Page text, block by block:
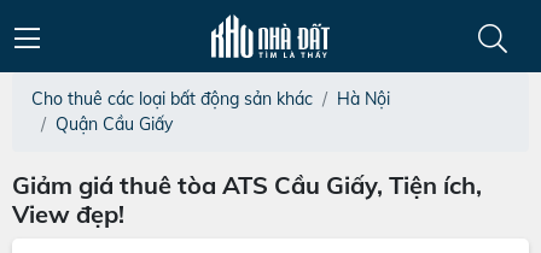
Cho thuê các loại bất động sản khác
Hà Nội
Quận Cầu Giấy
Giảm giá thuê tòa ATS Cầu Giấy, Tiện ích,
View đẹp!